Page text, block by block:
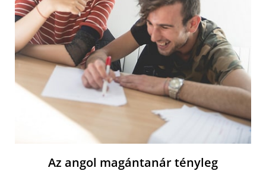
Az angol magántanár tényleg